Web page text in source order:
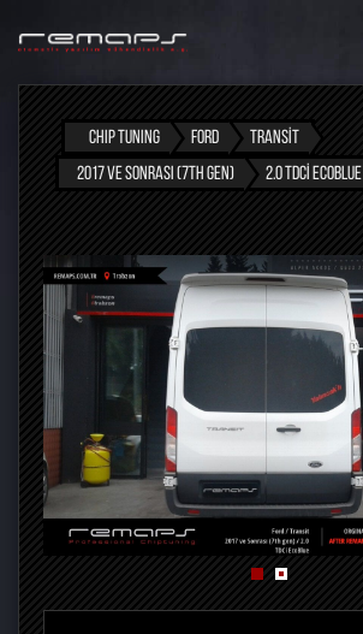
CHIP TUNING FORD
TRANSIT
2017 VE SONRASI (7TH GEN)
2.0 TDCI ECOBLUE